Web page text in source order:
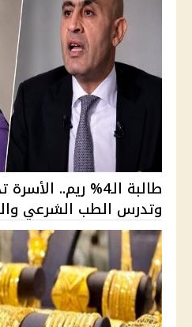
طالبة الـ4% ريم..
وتدرس الطب الشرعي